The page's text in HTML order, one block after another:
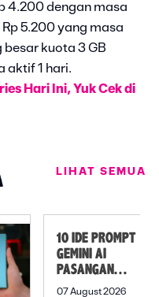
4.200 dengan masa
5.200 yang masa
kuota 3 GB
aktif 1 hari.
Hari Ini, Yuk Cek di
LIHAT SEMUA
10 IDE PROMPT
GEMINI AI
PASANGAN
PREWEDDING
07 August 2026